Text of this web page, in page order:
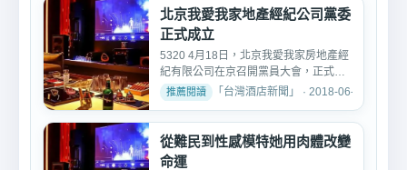
北京我愛我家地產經紀公司黨委
正式成立
5320 4月18日，北京我愛我家房地產經
紀有限公司在京召開黨員大會，正式成
立公司黨委。圖為活動現...
「台灣酒店新聞」 · 2018-06-26
從難民到性感模特她用肉體改變
命運